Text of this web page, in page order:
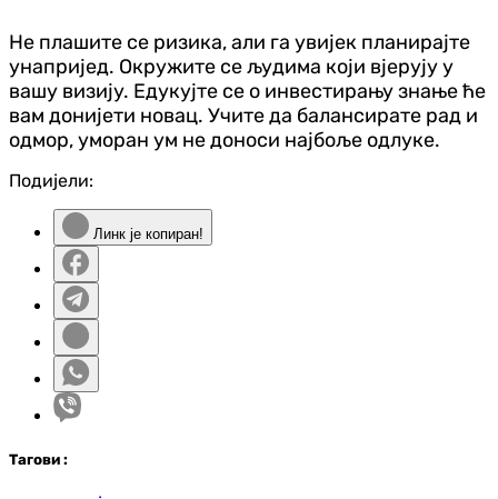
Не плашите се ризика, али га увијек планирајте
унапријед. Окружите се људима који вјерују у
вашу визију. Едукујте се о инвестирању знање ће
вам донијети новац. Учите да балансирате рад и
одмор, уморан ум не доноси најбоље одлуке.
Подијели:
Линк је копиран!
Тагови :